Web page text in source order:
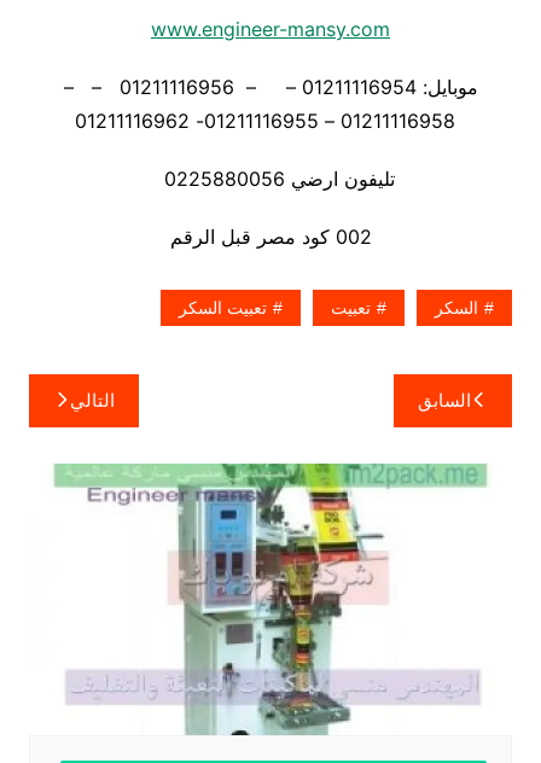
www.engineer-mansy.com
موبايل: 01211116954 – – 01211116956 – –
تليفون ارضي 0225880056
002 كود مصر قبل الرقم
السكر تعبيت تعبيت السكر
تصفّح
المقالات
السابق التالي